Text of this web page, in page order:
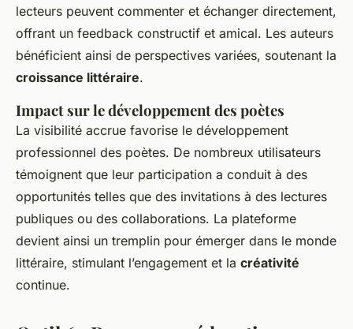
lecteurs peuvent commenter et échanger directement,
offrant un feedback constructif et amical. Les auteurs
bénéficient ainsi de perspectives variées, soutenant la
croissance littéraire.
Impact sur le développement des poètes
La visibilité accrue favorise le développement
professionnel des poètes. De nombreux utilisateurs
témoignent que leur participation a conduit à des
opportunités telles que des invitations à des lectures
publiques ou des collaborations. La plateforme
devient ainsi un tremplin pour émerger dans le monde
littéraire, stimulant l’engagement et la créativité
continue.